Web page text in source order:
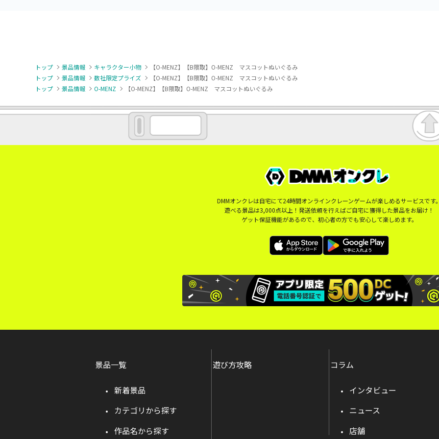
トップ 景品情報 キャラクター小物
【O-MENZ】【B隈取】O-MENZ マスコットぬいぐるみ
トップ
景品情報 数社限定プライズ
【O-MENZ】【B隈取】O-MENZ マスコットぬいぐるみ
トップ
景品情報 O-MENZ 【O-MENZ】【B隈取】O-MENZ マスコットぬいぐるみ
DMMオンクレは自宅にて24時間オンラインクレーンゲームが楽しめるサービスです
遊べる景品は3,000点以上！発送依頼を行えばご自宅に獲得した景品をお届け！
ゲット保証機能があるので、初心者の方でも安心して楽しめます。
景品一覧
新着景品
カテゴリから探す
作品名から探す
遊び方攻略 コラム
インタビュー
ニュース
店舗